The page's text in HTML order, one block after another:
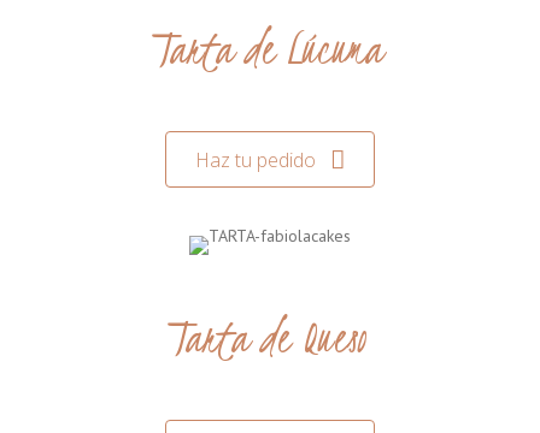
Tarta de Lúcuma
Haz tu pedido
Tarta de Queso